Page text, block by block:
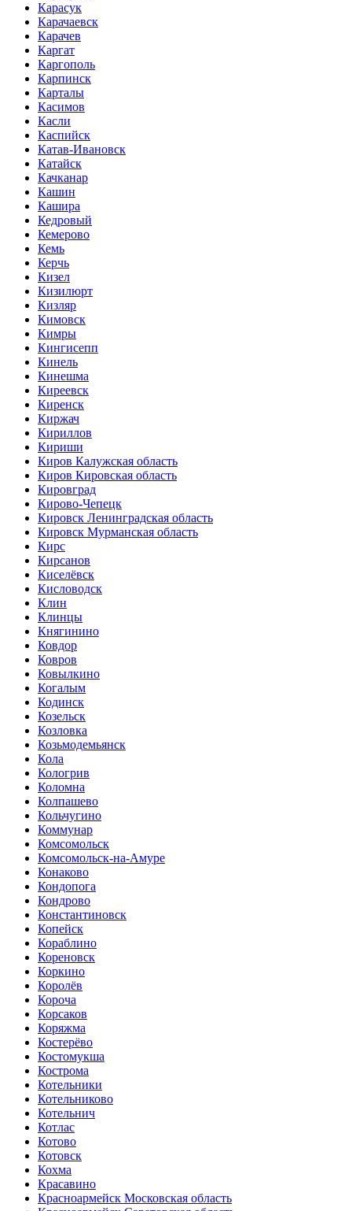
Карасук
Карачаевск
Карачев
Каргат
Каргополь
Карпинск
Карталы
Касимов
Касли
Каспийск
Катав-Ивановск
Катайск
Качканар
Кашин
Кашира
Кедровый
Кемерово
Кемь
Керчь
Кизел
Кизилюрт
Кизляр
Кимовск
Кимры
Кингисепп
Кинель
Кинешма
Киреевск
Киренск
Киржач
Кириллов
Кириши
Киров Калужская область
Киров Кировская область
Кировград
Кирово-Чепецк
Кировск Ленинградская область
Кировск Мурманская область
Кирс
Кирсанов
Киселёвск
Кисловодск
Клин
Клинцы
Княгинино
Ковдор
Ковров
Ковылкино
Когалым
Кодинск
Козельск
Козловка
Козьмодемьянск
Кола
Кологрив
Коломна
Колпашево
Кольчугино
Коммунар
Комсомольск
Комсомольск-на-Амуре
Конаково
Кондопога
Кондрово
Константиновск
Копейск
Кораблино
Кореновск
Коркино
Королёв
Короча
Корсаков
Коряжма
Костерёво
Костомукша
Кострома
Котельники
Котельниково
Котельнич
Котлас
Котово
Котовск
Кохма
Красавино
Красноармейск Московская область